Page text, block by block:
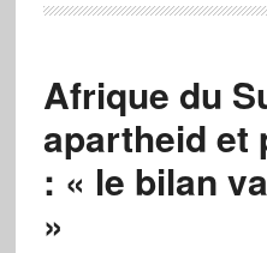
Afrique du
apartheid et
: « le bilan
»